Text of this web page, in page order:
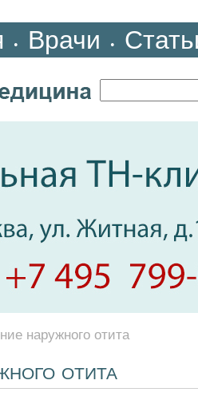
• Врачи •
наружного отита
отита